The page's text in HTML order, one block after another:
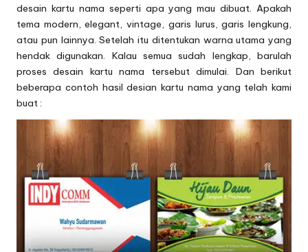
desain kartu nama seperti apa yang mau dibuat. Apakah
tema modern, elegant, vintage, garis lurus, garis lengkung,
atau pun lainnya. Setelah itu ditentukan warna utama yang
hendak digunakan. Kalau semua sudah lengkap, barulah
proses desain kartu nama tersebut dimulai. Dan berikut
beberapa contoh hasil desian kartu nama yang telah kami
buat :